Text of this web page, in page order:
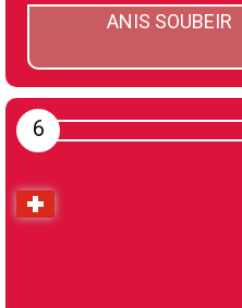
ANIS SOUBEIR
6